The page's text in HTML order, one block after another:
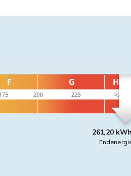
261,20